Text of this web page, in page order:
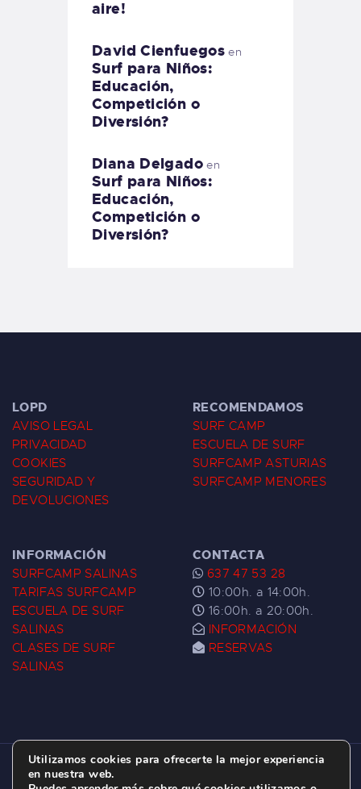
aire!
David Cienfuegos en
Surf para Niños:
Educación,
Competición o
Diversión?
Diana Delgadoen
Surf para Niños:
Educación,
Competición o
Diversión?
LOPD
AVISO LEGAL
PRIVACIDAD
COOKIES
SEGURIDAD Y
DEVOLUCIONES
RECOMENDAMOS
SURF CAMP
ESCUELA DE SURF
SURFCAMP ASTURIAS
SURFCAMP MENORES
INFORMACIÓN
SURFCAMP SALINAS
TARIFAS SURFCAMP
ESCUELA DE SURF
SALINAS
CLASES DE SURF
SALINAS
CONTACTA
637 47 53 28
10:00h. a 14:00h.
16:00h. a 20:00h.
INFORMACIÓN
RESERVAS
ESCUELA DE SURF LAS DUNAS ©
2026.
Utilizamos cookies para ofrecerte la mejor experiencia
en nuestra web.